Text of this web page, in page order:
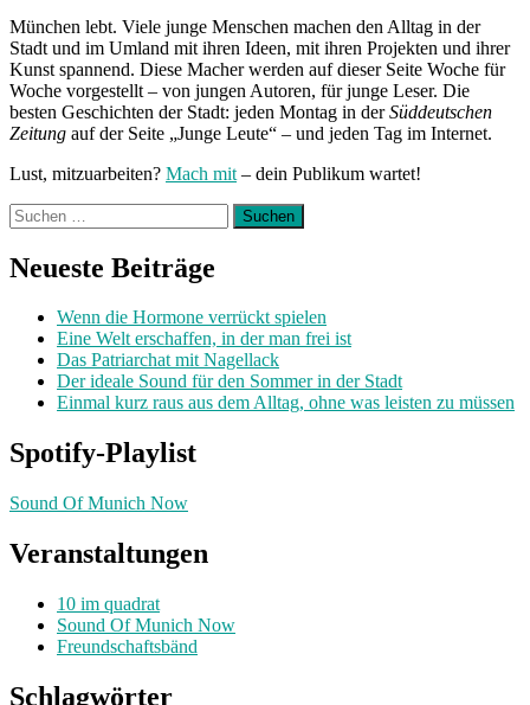
München lebt. Viele junge Menschen machen den Alltag in der
Stadt und im Umland mit ihren Ideen, mit ihren Projekten und ihrer
Kunst spannend. Diese Macher werden auf dieser Seite Woche für
Woche vorgestellt – von jungen Autoren, für junge Leser. Die
besten Geschichten der Stadt: jeden Montag in derSüddeutschen
Zeitung auf der Seite „Junge Leute“ – und jeden Tag im Internet.
Lust, mitzuarbeiten? Mach mit – dein Publikum wartet!
Suchen
nach:
Neueste Beiträge
Wenn die Hormone verrückt spielen
Eine Welt erschaffen, in der man frei ist
Das Patriarchat mit Nagellack
Der ideale Sound für den Sommer in der Stadt
Einmal kurz raus aus dem Alltag, ohne was leisten zu müssen
Spotify-Playlist
Sound Of Munich Now
Veranstaltungen
10 im quadrat
Sound Of Munich Now
Freundschaftsbänd
Schlagwörter